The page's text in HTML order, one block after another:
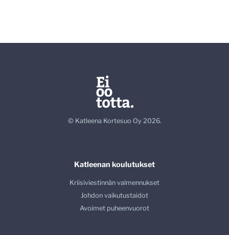
© Katleena Kortesuo Oy 2026.
Katleenan koulutukset
Kriisiviestinnän valmennukset
Johdon vaikutustaidot
Avoimet puheenvuorot